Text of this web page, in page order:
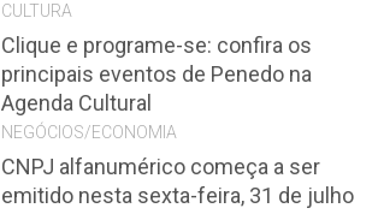
CULTURA
Clique e programe-se: confira os
principais eventos de Penedo na
Agenda Cultural
NEGÓCIOS/ECONOMIA
CNPJ alfanumérico começa a ser
emitido nesta sexta-feira, 31 de julho